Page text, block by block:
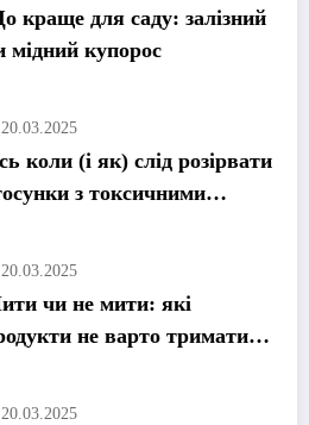
краще для саду: залізний
мідний купорос
20.03.2025
коли (і як) слід розірвати
з токсичними
20.03.2025
чи не мити: які
не варто тримати
20.03.2025